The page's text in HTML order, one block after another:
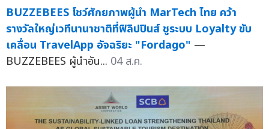
BUZZEBEES โชว์ศักยภาพผู้นำ MarTech ไทย คว้า
รางวัลใหญ่เวทีนานาชาติที่ฟิลิปปินส์ ชูระบบ Loyalty ขับ
เคลื่อน TravelApp อัจฉริยะ "Fordago" —
BUZZEBEES ผู้นำอัน... 04 ส.ค.